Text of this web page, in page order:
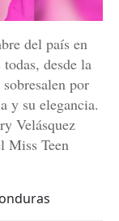
del país en
desde la
por
y su elegancia.
Velásquez
Miss Teen